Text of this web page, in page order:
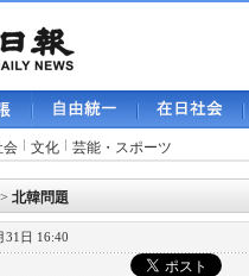
会 文化 芸能・スポーツ
> 北韓問題
31日 16:40